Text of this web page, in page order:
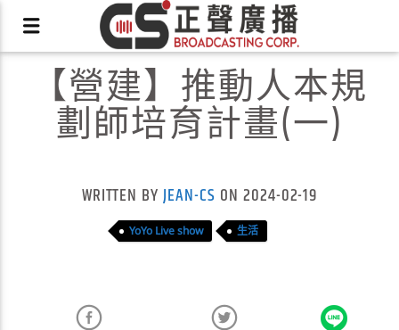
X
【營建】推動人本規
劃師培育計畫(一)
WRITTEN BYJEAN-CS ON 2024-02-19
YoYo Live show 生活